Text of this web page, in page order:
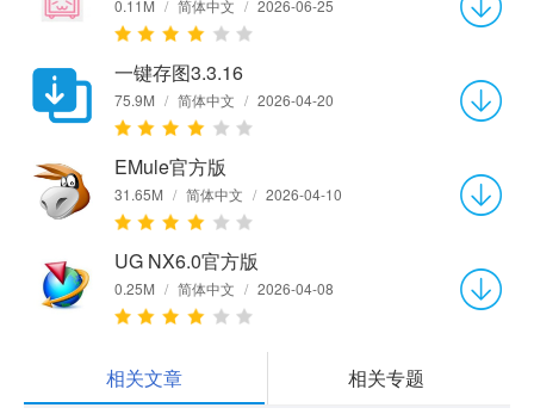
0.11M / 简体中文 / 2026-06-25
一键存图3.3.16
75.9M / 简体中文 / 2026-04-20
EMule官方版
31.65M / 简体中文 / 2026-04-10
UG NX6.0官方版
0.25M / 简体中文 / 2026-04-08
相关文章 相关专题